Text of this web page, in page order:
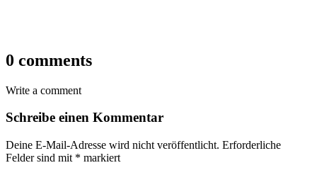
0 comments
Write a comment
Schreibe einen Kommentar
Deine E-Mail-Adresse wird nicht veröffentlicht. Erforderliche
Felder sind mit * markiert